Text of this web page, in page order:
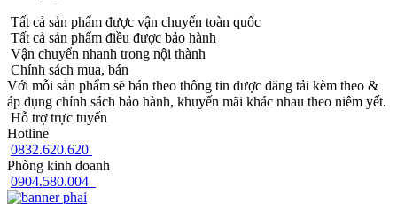
Tất cả sản phẩm được vận chuyển toàn quốc
Tất cả sản phẩm điều được bảo hành
Vận chuyển nhanh trong nội thành
Chính sách mua, bán
Với mỗi sản phẩm sẽ bán theo thông tin được đăng tải kèm theo &
áp dụng chính sách bảo hành, khuyến mãi khác nhau theo niêm yết.
Hỗ trợ trực tuyến
Hotline
0832.620.620
Phòng kinh doanh
0904.580.004